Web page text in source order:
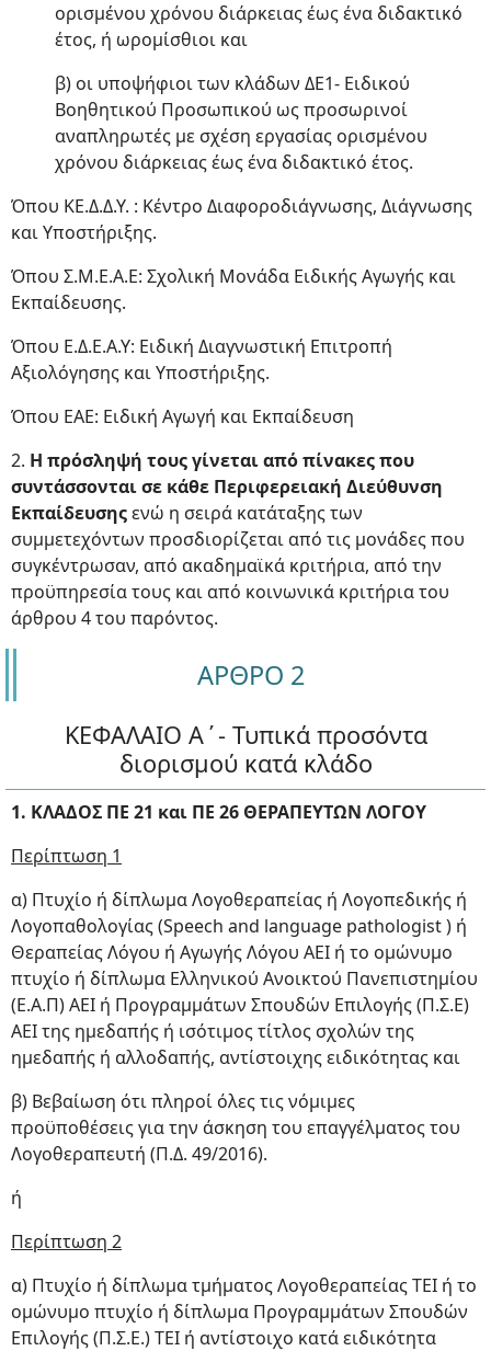
ορισμένου χρόνου διάρκειας έως ένα διδακτικό
έτος, ή ωρομίσθιοι και
β) οι υποψήφιοι των κλάδων ΔΕ1- Ειδικού
Βοηθητικού Προσωπικού ως προσωρινοί
αναπληρωτές με σχέση εργασίας ορισμένου
χρόνου διάρκειας έως ένα διδακτικό έτος.
Όπου ΚΕ.Δ.Δ.Υ. : Κέντρο Διαφοροδιάγνωσης, Διάγνωσης
και Υποστήριξης.
Όπου Σ.Μ.Ε.Α.Ε: Σχολική Μονάδα Ειδικής Αγωγής και
Εκπαίδευσης.
Όπου Ε.Δ.Ε.Α.Υ: Ειδική Διαγνωστική Επιτροπή
Αξιολόγησης και Υποστήριξης.
Όπου ΕΑΕ: Ειδική Αγωγή και Εκπαίδευση
2. Η πρόσληψή τους γίνεται από πίνακες που
συντάσσονται σε κάθε Περιφερειακή Διεύθυνση
Εκπαίδευσηςενώ η σειρά κατάταξης των
συμμετεχόντων προσδιορίζεται από τις μονάδες που
συγκέντρωσαν, από ακαδημαϊκά κριτήρια, από την
προϋπηρεσία τους και από κοινωνικά κριτήρια του
άρθρου 4 του παρόντος.
ΑΡΘΡΟ 2
ΚΕΦΑΛΑΙΟ Α΄- Τυπικά προσόντα
διορισμού κατά κλάδο
1. ΚΛΑΔΟΣ ΠΕ 21 και ΠΕ 26 ΘΕΡΑΠΕΥΤΩΝ ΛΟΓΟΥ
Περίπτωση 1
α) Πτυχίο ή δίπλωμα Λογοθεραπείας ή Λογοπεδικής ή
Λογοπαθολογίας (Speech and language pathologist ) ή
Θεραπείας Λόγου ή Αγωγής Λόγου ΑΕΙ ή το ομώνυμο
πτυχίο ή δίπλωμα Ελληνικού Ανοικτού Πανεπιστημίου
(Ε.Α.Π) ΑΕΙ ή Προγραμμάτων Σπουδών Επιλογής (Π.Σ.Ε)
ΑΕΙ της ημεδαπής ή ισότιμος τίτλος σχολών της
ημεδαπής ή αλλοδαπής, αντίστοιχης ειδικότητας και
β) Βεβαίωση ότι πληροί όλες τις νόμιμες
προϋποθέσεις για την άσκηση του επαγγέλματος του
Λογοθεραπευτή (Π.Δ. 49/2016).
ή
Περίπτωση 2
α) Πτυχίο ή δίπλωμα τμήματος Λογοθεραπείας ΤΕΙ ή το
ομώνυμο πτυχίο ή δίπλωμα Προγραμμάτων Σπουδών
Επιλογής (Π.Σ.Ε.) ΤΕΙ ή αντίστοιχο κατά ειδικότητα